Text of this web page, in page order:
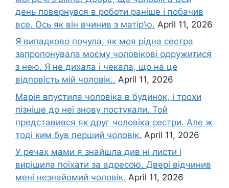
день повернувся в роботи раніше і побачив
все. Ось як він вчинив з матір’ю. April 11, 2026
Я випадково почула, як моя рідна сестра
запропонувала моєму чоловікові одружитися
з нею. Я не дихала і чекала, що на це
відповість мій чоловік.. April 11, 2026
Марія впустила чоловіка в будинок, і трохи
пізніше до неї знову постукали. Той
представився як друг чоловіка сестри. Але ж
тоді ким був перший чоловік. April 11, 2026
У речах мами я знайшла див ні листи і
вирішила поїхати за адресою. Двері відчинив
мені незнайомий чоловік. April 11, 2026